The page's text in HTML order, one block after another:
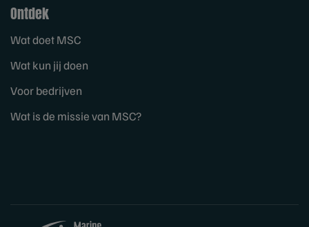
Ontdek
Wat doet MSC
Wat kun jij doen
Voor bedrijven
Wat is de missie van MSC?